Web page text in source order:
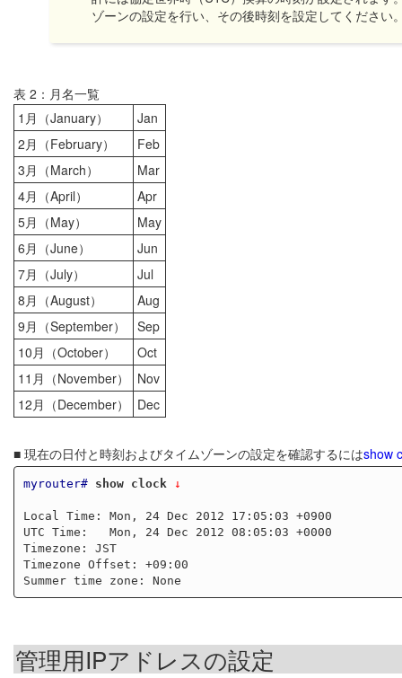
ゾーンの設定を行い、その後時刻を設定してください
表 2：月名一覧
1月（January）
Jan
2月（February）
Feb
3月（March）
Mar
4月（April）
Apr
5月（May）
May
6月（June）
Jun
7月（July）
Jul
8月（August）
Aug
9月（September）
Sep
10月（October）
Oct
11月（November）
Nov
12月（December）
Dec
■ 現在の日付と時刻およびタイムゾーンの設定を確認するにはshow
myrouter# show clock ↓
Local Time: Mon, 24 Dec 2012 17:05:03 +0900
UTC Time:   Mon, 24 Dec 2012 08:05:03 +0000
Timezone: JST
Timezone Offset: +09:00
管理用IPアドレスの設定